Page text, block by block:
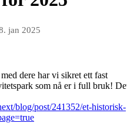
jan 2025
dere har vi sikret ett fast
som nå er i full bruk!
blog/post/241352/et-historisk-